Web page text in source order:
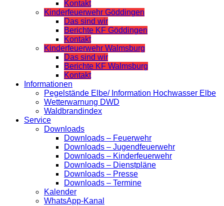
Kontakt
Kinderfeuerwehr Göddingen
Das sind wir
Berichte KF Göddingen
Kontakt
Kinderfeuerwehr Walmsburg
Das sind wir
Berichte KF Walmsburg
Kontakt
Informationen
Pegelstände Elbe/ Information Hochwasser Elbe
Wetterwarnung DWD
Waldbrandindex
Service
Downloads
Downloads – Feuerwehr
Downloads – Jugendfeuerwehr
Downloads – Kinderfeuerwehr
Downloads – Dienstpläne
Downloads – Presse
Downloads – Termine
Kalender
WhatsApp-Kanal